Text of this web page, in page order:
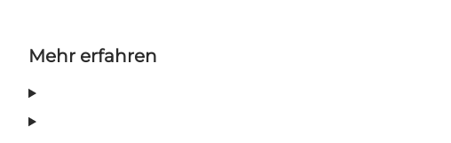
Mehr erfahren